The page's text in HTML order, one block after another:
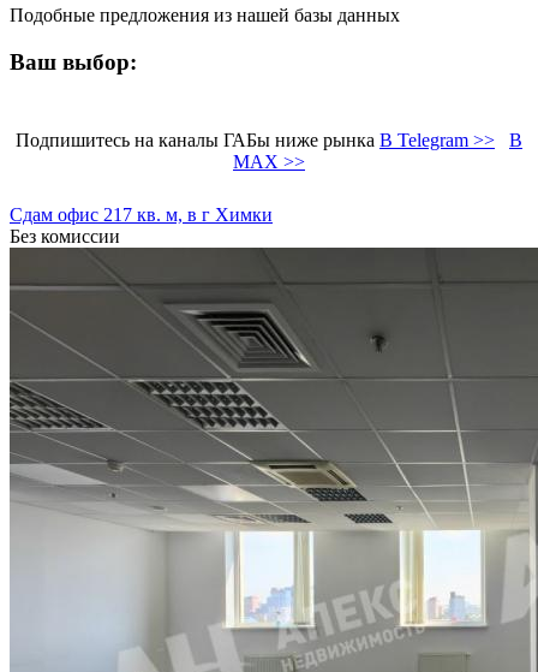
Подобные предложения из нашей базы данных
Ваш выбор:
Подпишитесь на каналы ГАБы ниже рынка В Telegram >>
В
MAX >>
Сдам офис 217 кв. м, в г Химки
Без комиссии